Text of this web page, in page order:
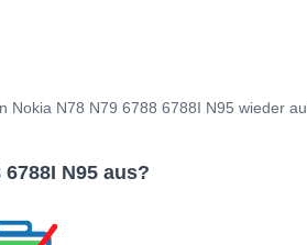
Nokia N78 N79 6788 6788I N95 wieder
N95 aus?